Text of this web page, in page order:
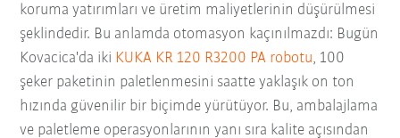
koruma yatırımları ve üretim maliyetlerinin düşürülmesi
şeklindedir. Bu anlamda otomasyon kaçınılmazdı: Bugün
Kovacica'da iki KUKA KR 120 R3200 PA robotu, 100
şeker paketinin paletlenmesini saatte yaklaşık on ton
hızında güvenilir bir biçimde yürütüyor. Bu, ambalajlama
ve paletleme operasyonlarının yanı sıra kalite açısından